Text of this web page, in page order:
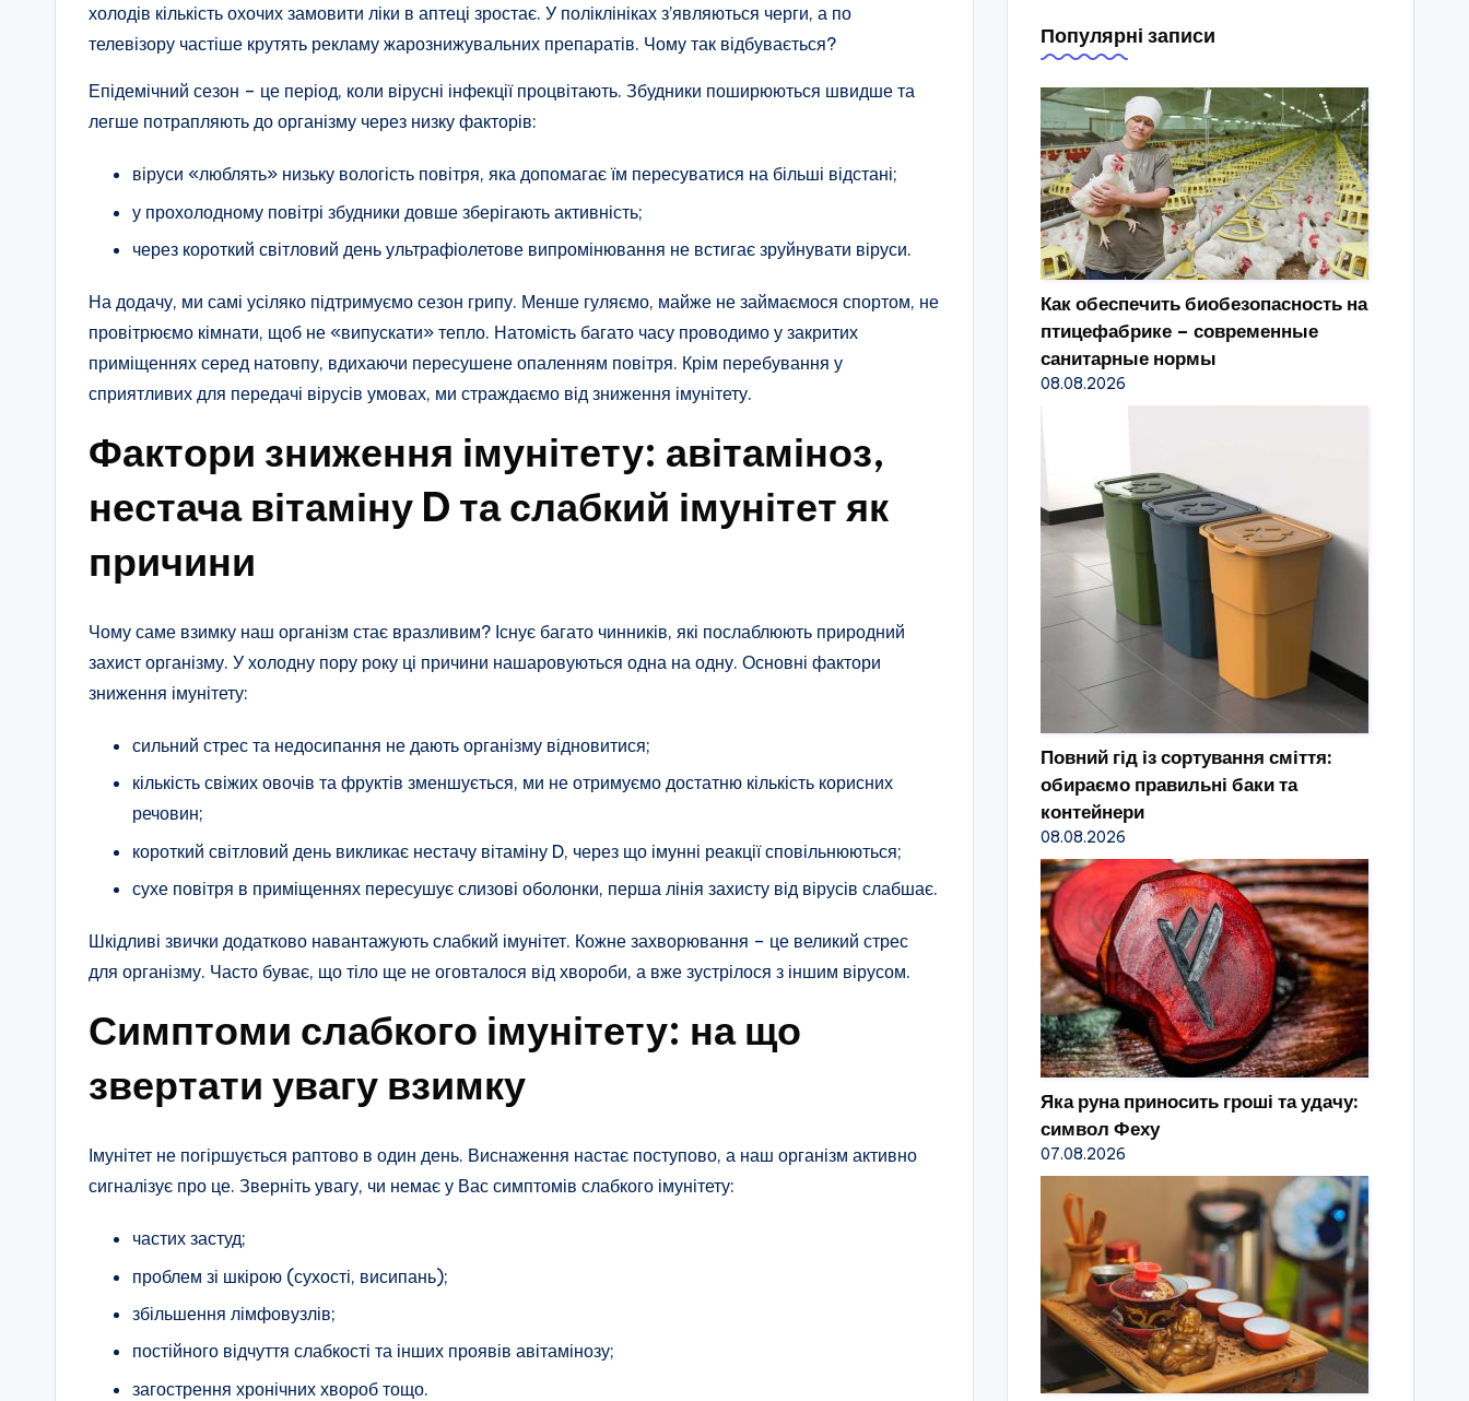
холодів кількість охочих замовити ліки в аптеці зростає. У поліклініках з’являються черги, а по
телевізору частіше крутять рекламу жарознижувальних препаратів. Чому так відбувається?
Епідемічний сезон – це період, коли вірусні інфекції процвітають. Збудники поширюються швидше та
легше потрапляють до організму через низку факторів:
віруси «люблять» низьку вологість повітря, яка допомагає їм пересуватися на більші відстані;
у прохолодному повітрі збудники довше зберігають активність;
через короткий світловий день ультрафіолетове випромінювання не встигає зруйнувати віруси.
На додачу, ми самі усіляко підтримуємо сезон грипу. Менше гуляємо, майже не займаємося спортом, не
провітрюємо кімнати, щоб не «випускати» тепло. Натомість багато часу проводимо у закритих
приміщеннях серед натовпу, вдихаючи пересушене опаленням повітря. Крім перебування у
сприятливих для передачі вірусів умовах, ми страждаємо від зниження імунітету.
Фактори зниження імунітету: авітаміноз,
нестача вітаміну D та слабкий імунітет як
причини
Чому саме взимку наш організм стає вразливим? Існує багато чинників, які послаблюють природний
захист організму. У холодну пору року ці причини нашаровуються одна на одну. Основні фактори
зниження імунітету:
сильний стрес та недосипання не дають організму відновитися;
кількість свіжих овочів та фруктів зменшується, ми не отримуємо достатню кількість корисних
речовин;
короткий світловий день викликає нестачу вітаміну D, через що імунні реакції сповільнюються;
сухе повітря в приміщеннях пересушує слизові оболонки, перша лінія захисту від вірусів слабшає.
Шкідливі звички додатково навантажують слабкий імунітет. Кожне захворювання – це великий стрес
для організму. Часто буває, що тіло ще не оговталося від хвороби, а вже зустрілося з іншим вірусом.
Симптоми слабкого імунітету: на що
звертати увагу взимку
Імунітет не погіршується раптово в один день. Виснаження настає поступово, а наш організм активно
сигналізує про це. Зверніть увагу, чи немає у Вас симптомів слабкого імунітету:
частих застуд;
проблем зі шкірою (сухості, висипань);
збільшення лімфовузлів;
постійного відчуття слабкості та інших проявів авітамінозу;
загострення хронічних хвороб тощо.
Популярні записи
Как обеспечить биобезопасность на
птицефабрике – современные
санитарные нормы
08.08.2026
Повний гід із сортування сміття:
обираємо правильні баки та
контейнери
08.08.2026
Яка руна приносить гроші та удачу:
символ Феху
07.08.2026